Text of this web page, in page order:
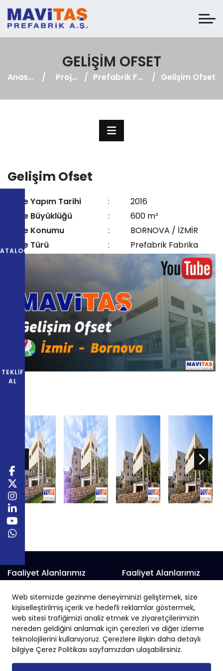
Web sitemizde gezinme deneyiminizi geliştirmek, size
kişiselleştirilmiş içerik ve hedefli reklamlar göstermek,
web sitesi trafiğimizi analiz etmek ve ziyaretçilerimizin
nereden geldiğini anlamak için çerezleri ve diğer izleme
teknolojilerini kullanıyoruz. Çerezlere ilişkin daha detaylı
bilgiye Çerez Politikası sayfamızdan ulaşabilirsiniz.
GELIŞIM OFSET
Anasayfa Projeler Prefabrik Fabrika Gelişim Ofset
Gelişim Ofset
Proje Yapım Tarihi :
2016
Proje Büyüklüğü
:
600 m²
Proje Konumu
:
BORNOVA / İZMİR
Proje Türü
: Prefabrik Fabrika
TEKLIF
AL
Faaliyet Alanlarımız
Prefabrik Alışveriş Merkezi
Prefabrik Belediye Binaları
Prefabrik Depo
Prefabrik Okul
Prefabrik Endüstriyel Yapı
Faaliyet Alanlarımız
Prefabrik Fabrika
Prefabrik Hayvan Çiftliği
Prefabrik İnşaat
Prefabrik İş Yeri
Prefabrik Sanayi Sitesi